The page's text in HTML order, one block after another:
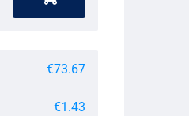
€73.67
€1.43